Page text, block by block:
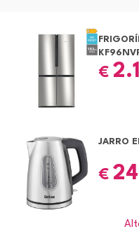
€
JARRO
€ 24